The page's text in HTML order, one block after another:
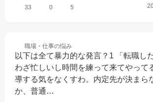
33 0 5
職場・仕事の悩み
以下は全て暴力的な発言？1 「転職し
わざ忙しいし時間を練って来てやって
導する気をなくすわ。内定先が決まら
か、普通…